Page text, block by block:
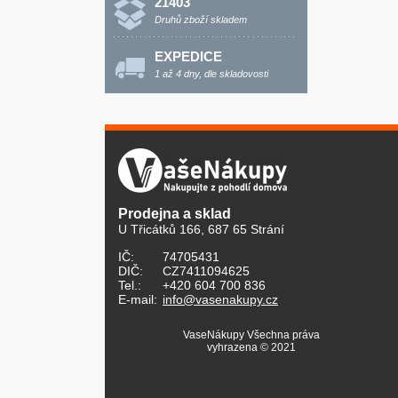
Druhů zboží skladem
EXPEDICE
1 až 4 dny, dle skladovosti
Prodejna a sklad
U Třicátků 166, 687 65 Strání
IČ:
74705431
DIČ:
CZ7411094625
Tel.:
+420 604 700 836
E-mail: info@vasenakupy.cz
VaseNákupy Všechna práva
vyhrazena © 2021